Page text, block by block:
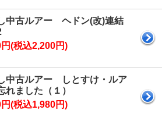
中古ルアー ヘドン(改)連結
(税込2,200円)
中古ルアー しとすけ・ルア
れました（１）
(税込1,980円)